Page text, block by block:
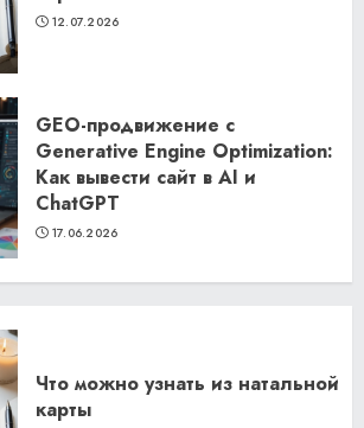
12.07.2026
GEO-продвижение с
Generative Engine Optimization:
Как вывести сайт в AI и
ChatGPT
17.06.2026
Что можно узнать из натальной
карты